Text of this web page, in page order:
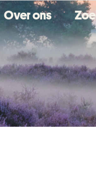
Over ons